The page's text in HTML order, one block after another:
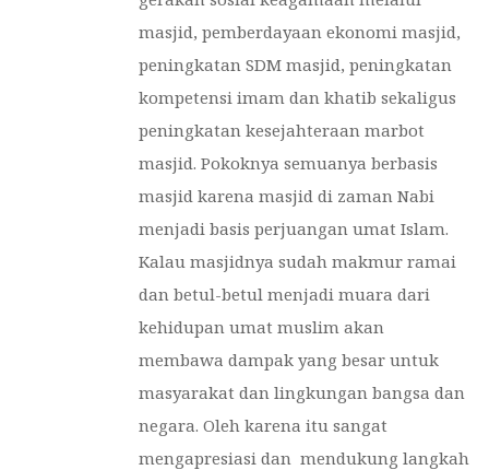
masjid, pemberdayaan ekonomi masjid,
peningkatan SDM masjid, peningkatan
kompetensi imam dan khatib sekaligus
peningkatan kesejahteraan marbot
masjid. Pokoknya semuanya berbasis
masjid karena masjid di zaman Nabi
menjadi basis perjuangan umat Islam.
Kalau masjidnya sudah makmur ramai
dan betul-betul menjadi muara dari
kehidupan umat muslim akan
membawa dampak yang besar untuk
masyarakat dan lingkungan bangsa dan
negara. Oleh karena itu sangat
mengapresiasi dan mendukung langkah